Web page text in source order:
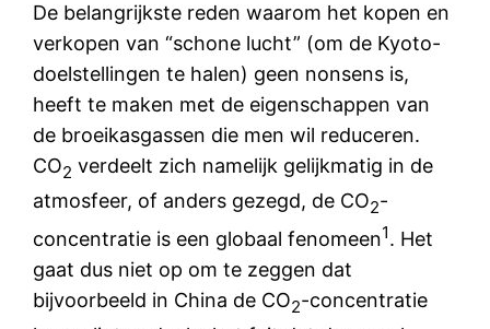
De belangrijkste reden waarom het kopen en
verkopen van “schone lucht” (om de Kyoto-
doelstellingen te halen) geen nonsens is,
heeft te maken met de eigenschappen van
de broeikasgassen die men wil reduceren.
CO2 verdeelt zich namelijk gelijkmatig in de
atmosfeer, of anders gezegd, de CO2-
concentratie is een globaal fenomeen1. Het
gaat dus niet op om te zeggen dat
bijvoorbeeld in China de CO2-concentratie